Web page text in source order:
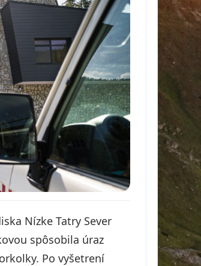
Nízke Tatry Sever
spôsobila úraz
Po vyšetrení